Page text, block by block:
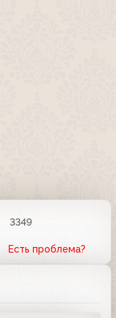
3349
Есть проблема?